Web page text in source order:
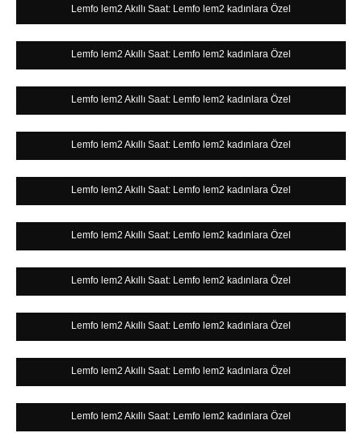
Lemfo lem2 Akıllı Saat: Lemfo lem2 kadınlara Özel
Lemfo lem2 Akıllı Saat: Lemfo lem2 kadınlara Özel
Lemfo lem2 Akıllı Saat: Lemfo lem2 kadınlara Özel
Lemfo lem2 Akıllı Saat: Lemfo lem2 kadınlara Özel
Lemfo lem2 Akıllı Saat: Lemfo lem2 kadınlara Özel
Lemfo lem2 Akıllı Saat: Lemfo lem2 kadınlara Özel
Lemfo lem2 Akıllı Saat: Lemfo lem2 kadınlara Özel
Lemfo lem2 Akıllı Saat: Lemfo lem2 kadınlara Özel
Lemfo lem2 Akıllı Saat: Lemfo lem2 kadınlara Özel
Lemfo lem2 Akıllı Saat: Lemfo lem2 kadınlara Özel